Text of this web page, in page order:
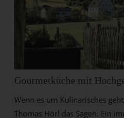
Gourmetküche mit
Wenn es um Kulinarisches
Thomas Hörl das Sagen. Ein